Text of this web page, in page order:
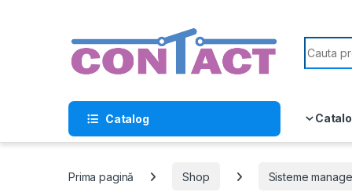
Search
Catalog
Prima pagină Shop Sisteme